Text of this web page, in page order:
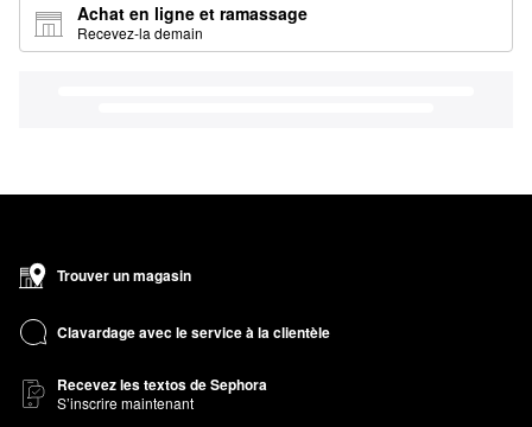
Achat en ligne et ramassage
Recevez-la demain
Trouver un magasin
Clavardage avec le service à la clientèle
Recevez les textos de Sephora
S’inscrire maintenant